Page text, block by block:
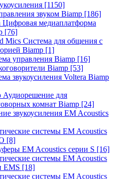
[1150]
звуком Biamp [186]
Цифровая медиаплатформа
[76]
Mics Система для общения с
Biamp [1]
управления Biamp [16]
Biamp [53]
звукоусиления Voltera Biamp
Аудиорешение для
комнат Biamp [24]
звукоусиления EM Acoustics
системы EM Acoustics
[8]
EM Acoustics серии S [16]
системы EM Acoustics
EMS [18]
системы EM Acoustics